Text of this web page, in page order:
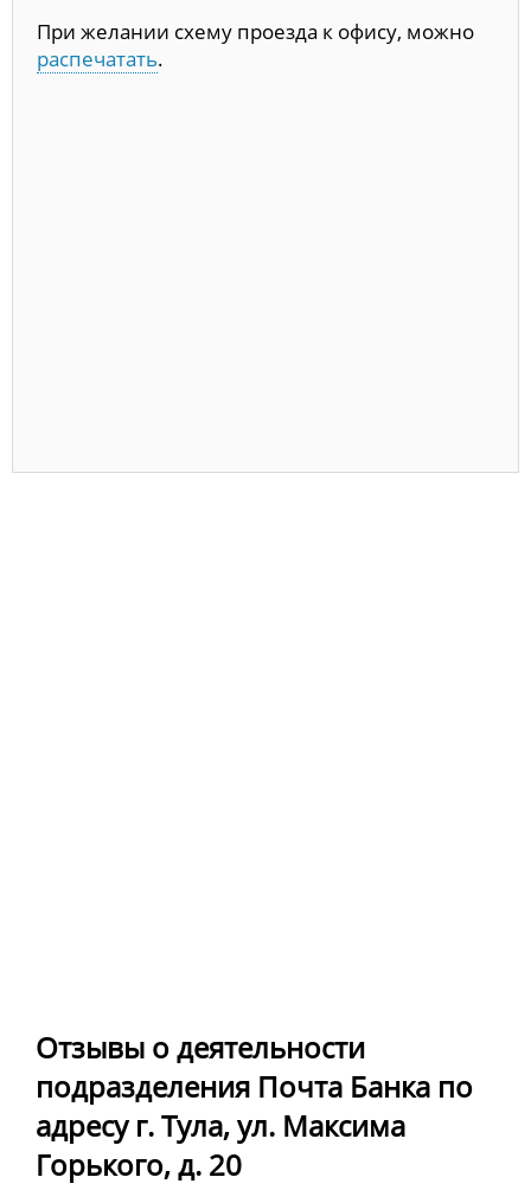
При желании схему проезда к офису, можно
распечатать.
Отзывы о деятельности
подразделения Почта Банка по
адресу г. Тула, ул. Максима
Горького, д. 20